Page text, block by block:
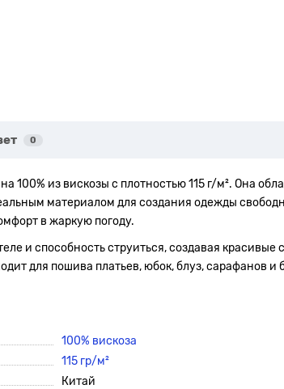
0
100% из вискозы с плотностью 115 г/м². Она
материалом для создания одежды
в жаркую погоду.
и способность струиться, создавая красивые
для пошива платьев, юбок, блуз, сарафанов и
100% вискоза
115 гр/м²
Китай